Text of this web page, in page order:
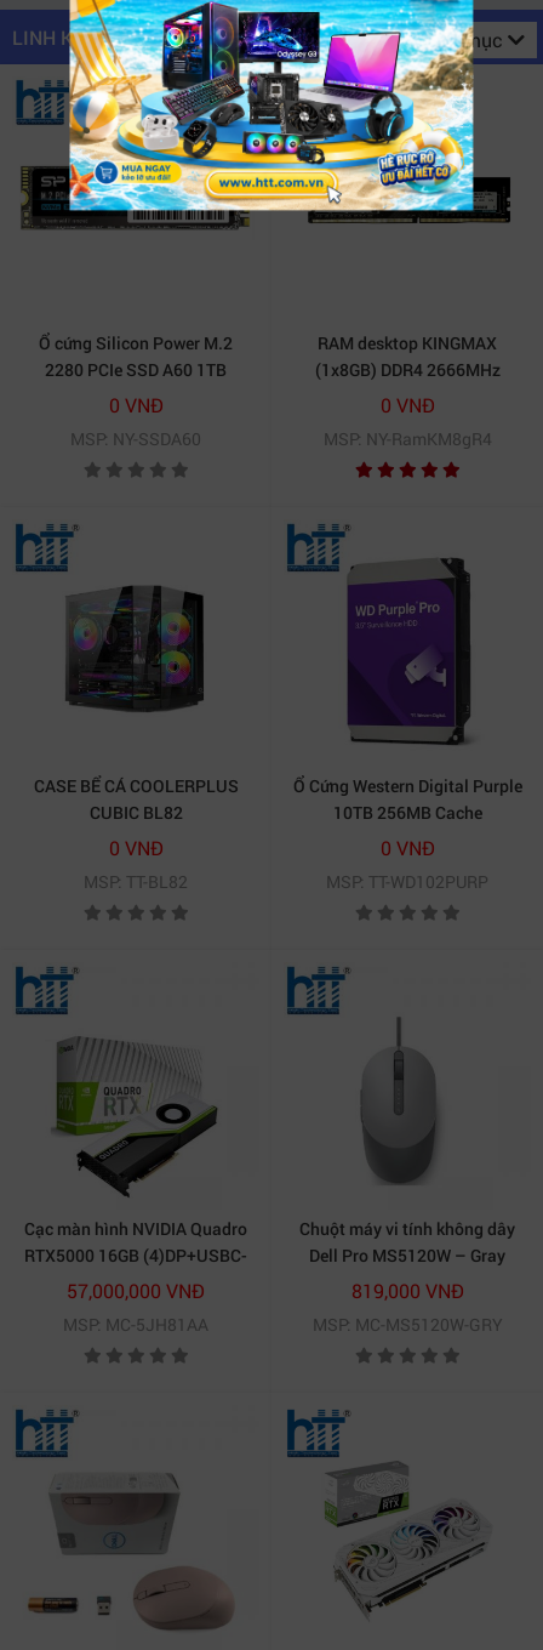
LINH KIỆN MÁY TÍNH Danh mục
Ổ cứng Silicon Power M.2
2280 PCIe SSD A60 1TB
0 VNĐ
MSP: NY-SSDA60
RAM desktop KINGMAX
(1x8GB) DDR4 2666MHz
0 VNĐ
MSP: NY-RamKM8gR4
CASE BỂ CÁ COOLERPLUS
CUBIC BL82
0 VNĐ
MSP: TT-BL82
Ổ Cứng Western Digital Purple
10TB 256MB Cache
WD102PURP
0 VNĐ
MSP: TT-WD102PURP
Cạc màn hình NVIDIA Quadro
RTX5000 16GB (4)DP+USBC-
5JH81AA(HP)
57,000,000 VNĐ
MSP: MC-5JH81AA
Chuột máy vi tính không dây
Dell Pro MS5120W – Gray
819,000 VNĐ
MSP: MC-MS5120W-GRY